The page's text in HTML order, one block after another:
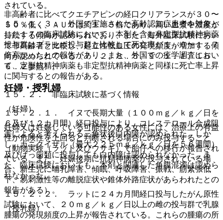
されている。
１５．１．３． 外国で実施された高齢認知症患者を対象と
した１７の臨床試験において、本剤を含む非定型抗精神病薬
投与群はプラセボ投与群と比較して死亡率が１．６〜１．７
倍高かったとの報告があり、また、外国での疫学調査におい
て、定型抗精神病薬も非定型抗精神病薬と同様に死亡率上昇
に関与するとの報告がある。
１５．２． 非臨床試験に基づく情報
１５．２．１． イヌで長期大量（１００ｍｇ／ｋｇ／日を
６及び１２カ月間）経口投与により、コレステロール合成阻
害によると考えられる三角状後白内障が認められた。しか
し、カニクイザル（最大２２５ｍｇ／ｋｇ／日を５６週間）
及びげっ歯類に投与しても白内障は認められなかった。ま
た、臨床試験においても、本剤と関連した角膜混濁は認めら
れなかった。
１５．２．２． ラットに２４カ月間経口投与したがん原性
試験において、２０ｍｇ／ｋｇ／日以上の雌の投与群で乳腺
腫瘍の発現頻度の上昇が報告されている。これらの腫瘍の所
非高齢者に比べてクエチアピンの経口クリアランスが３０〜
５０％低く、ＡＵＣは約１．５倍であり、高い血漿中濃度が
持続する傾向が認められており、また、海外臨床試験におい
て非高齢者と比較し、起立性低血圧の発現頻度が増加する傾
向が認められている〔７．２、８．５、９．１．１、１６．
６．２参照〕。
妊婦・授乳婦
（妊婦）
妊婦又は妊娠している可能性のある女性には、治療上の有益
性が危険性を上回ると判断される場合にのみ投与すること
（動物実験（ラット及びウサギ）で胎仔への移行が報告され
ている。また、妊娠後期に抗精神病薬が投与されている場
合、新生児に哺乳障害、傾眠、呼吸障害、振戦、筋緊張低
下、易刺激性等の離脱症状や錐体外路症状があらわれたとの
報告がある）。
（授乳婦）